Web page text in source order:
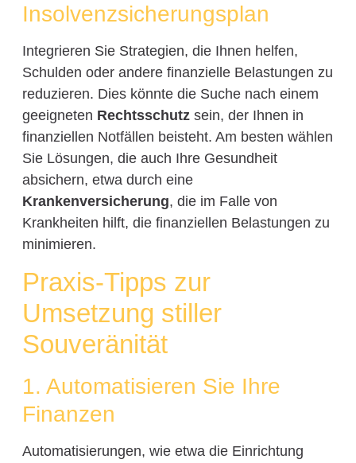
Insolvenzsicherungsplan
Integrieren Sie Strategien, die Ihnen helfen,
Schulden oder andere finanzielle Belastungen zu
reduzieren. Dies könnte die Suche nach einem
geeigneten Rechtsschutzsein, der Ihnen in
finanziellen Notfällen beisteht. Am besten wählen
Sie Lösungen, die auch Ihre Gesundheit
absichern, etwa durch eine
Krankenversicherung, die im Falle von
Krankheiten hilft, die finanziellen Belastungen zu
minimieren.
Praxis-Tipps zur
Umsetzung stiller
Souveränität
1. Automatisieren Sie Ihre
Finanzen
Automatisierungen, wie etwa die Einrichtung